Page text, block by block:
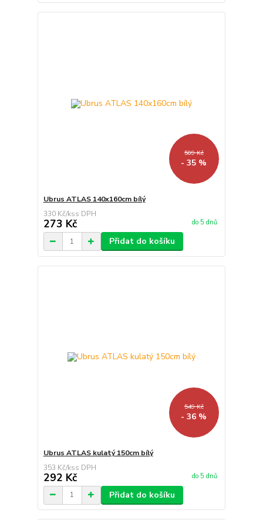
509 Kč
- 35 %
Ubrus ATLAS 140x160cm bílý
330 Kč/ks
273 Kč do 5 dnů
Přidat do košíku
549 Kč
- 36 %
Ubrus ATLAS kulatý 150cm bílý
353 Kč/ks
292 Kč do 5 dnů
Přidat do košíku